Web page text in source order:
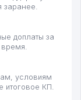
заранее.
доплаты за
время.
условиям
итоговое КП.